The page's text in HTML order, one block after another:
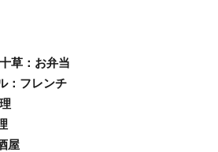
草：お弁当
：フレンチ
屋